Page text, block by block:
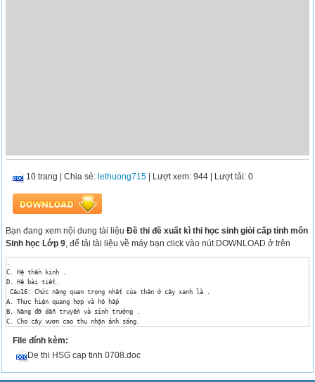
10 trang |Chia sẻ: lethuong715 | Lượt xem: 944 | Lượt tải: 0
Bạn đang xem nội dung tài liệuĐề thi đề xuất kì thi học sinh giỏi cấp tỉnh môn
Sinh học Lớp 9, để tải tài liệu về máy bạn click vào nút DOWNLOAD ở trên
C. Hệ thần kinh .
D. Hệ bài tiết.
Câu16: Chức năng quan trọng nhất của thân ở cây xanh là .
A. Thực hiện quang hợp và hô hấp
B. Nâng đỡ dẫn truyền và sinh trưởng .
C. Cho cây vươn cao thu nhận ánh sáng.
Câu 17: Nét đặc trưng cơ bản nhất của cấu trúc rễ là.
A. Có cấu tạo tế bào khác với tế bào thân.
B. Tế bào biểu bì phát triển thành lông hút .
D. Cả Avà B.
File đính kèm:
De thi HSG cap tinh 0708.doc